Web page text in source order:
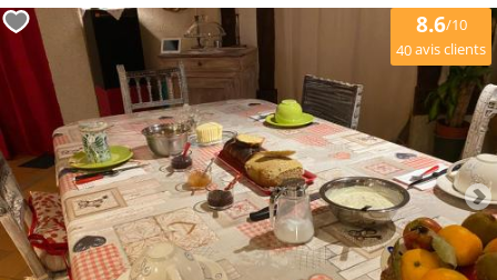
8.6/10
40avis clients